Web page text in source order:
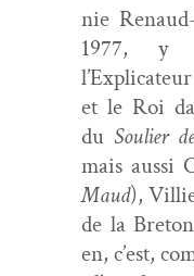
nie
1977, y
et le Roi
du Souli­er
mais aus­si
Maud),
de la
en, c’est,